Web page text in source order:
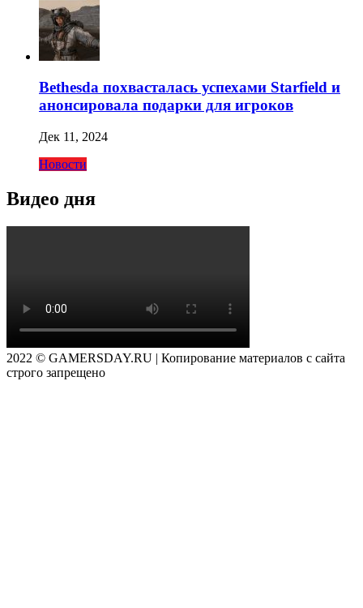
Bethesda похвасталась успехами Starfield и
анонсировала подарки для игроков
Дек 11, 2024
Новости
Видео дня
2022 © GAMERSDAY.RU | Копирование материалов с сайта
строго запрещено